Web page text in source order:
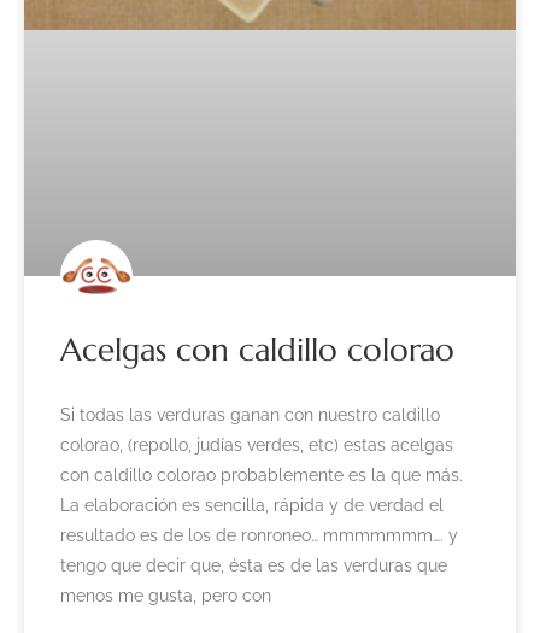
Acelgas con caldillo colorao
Si todas las verduras ganan con nuestro caldillo
colorao, (repollo, judías verdes, etc) estas acelgas
con caldillo colorao probablemente es la que más.
La elaboración es sencilla, rápida y de verdad el
resultado es de los de ronroneo… mmmmmmm…. y
tengo que decir que, ésta es de las verduras que
menos me gusta, pero con